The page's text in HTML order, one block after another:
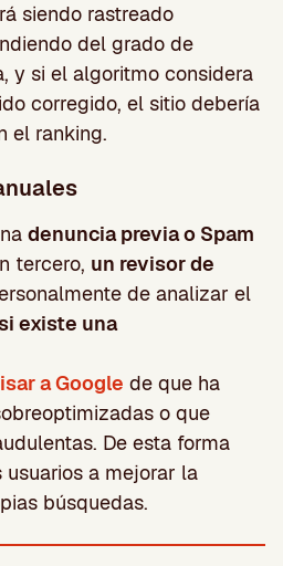
siendo rastreado
del grado de
y si el algoritmo considera
corregido, el sitio debería
el ranking.
denuncia previa o Spam
tercero, un revisor de
de analizar el
existe una
a Google de que ha
o que
De esta forma
a mejorar la
búsquedas.